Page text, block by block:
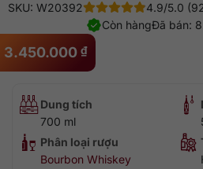
3.450.000 ₫
SKU: W20392
4.9/5.0
Đã bán:
Còn hàng
Dung tích
700 ml
Phân loại rượu
Bourbon Whiskey